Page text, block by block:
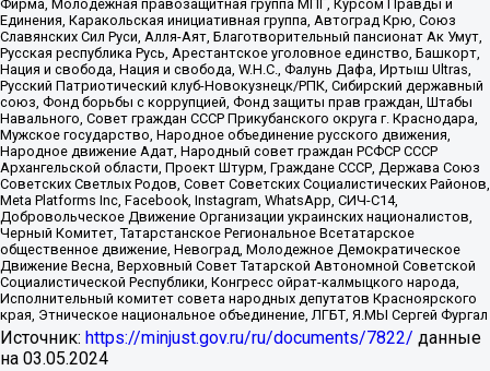
Фирма, Молодежная правозащитная группа МПГ, Курсом Правды и
Единения, Каракольская инициативная группа, Автоград Крю, Союз
Славянских Сил Руси, Алля-Аят, Благотворительный пансионат Ак Умут,
Русская республика Русь, Арестантское уголовное единство, Башкорт,
Нация и свобода, Нация и свобода, W.H.С., Фалунь Дафа, Иртыш Ultras,
Русский Патриотический клуб-Новокузнецк/РПК, Сибирский державный
союз, Фонд борьбы с коррупцией, Фонд защиты прав граждан, Штабы
Навального, Совет граждан СССР Прикубанского округа г. Краснодара,
Мужское государство, Народное объединение русского движения,
Народное движение Адат, Народный совет граждан РСФСР СССР
Архангельской области, Проект Штурм, Граждане СССР, Держава Союз
Советских Светлых Родов, Совет Советских Социалистических Районов,
Meta Platforms Inc, Facebook, Instagram, WhatsApp, СИЧ-С14,
Добровольческое Движение Организации украинских националистов,
Черный Комитет, Татарстанское Региональное Всетатарское
общественное движение, Невоград, Молодежное Демократическое
Движение Весна, Верховный Совет Татарской Автономной Советской
Социалистической Республики, Конгресс ойрат-калмыцкого народа,
Исполнительный комитет совета народных депутатов Красноярского
края, Этническое национальное объединение, ЛГБТ, Я.МЫ Сергей Фургал
Источник: https://minjust.gov.ru/ru/documents/7822/ данные
на 03.05.2024